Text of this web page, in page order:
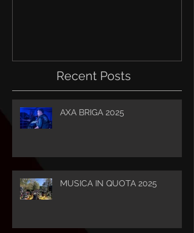
Recent Posts
AXA BRIGA 2025
MUSICA IN QUOTA 2025